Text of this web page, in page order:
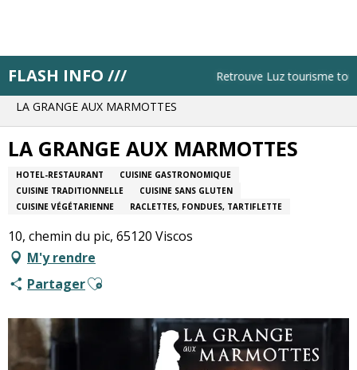
principal
FLASH INFO /// Retrouve Luz tourisme tous
Accueil
Pistes pratiques
LA GRANGE AUX MARMOTTES
LA GRANGE AUX MARMOTTES
HOTEL-RESTAURANT
CUISINE GASTRONOMIQUE
CUISINE TRADITIONNELLE
CUISINE SANS GLUTEN
CUISINE VÉGÉTARIENNE
RACLETTES, FONDUES, TARTIFLETTE
10, chemin du pic, 65120 Viscos
M'y rendre
PartagerAjouter aux favoris